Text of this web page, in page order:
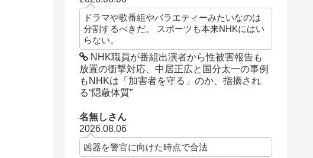
ドラマや歌番組やバラエティーみたいなのは
分割するべきだ。 スポーツも本来NHKにはい
らない。
NHK職員が番組出演者から性被害報告も
放置の衝撃対応、中居正広と国分太一の事例
もNHKは「加害者を守る」のか、指摘され
る“隠蔽体質”
名無しさん
2026.08.06
凶器を警官に向けた時点で合法